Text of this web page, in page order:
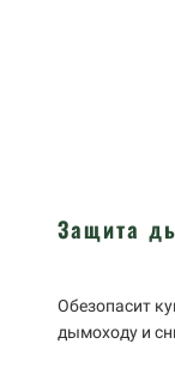
Защита
Обезопасит
дымоходу и